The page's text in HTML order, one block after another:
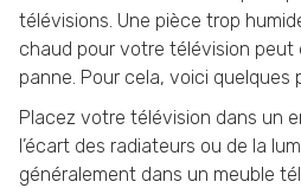
télévisions. Une pièce trop
chaud pour votre télévision peut
panne. Pour cela, voici quelques
Placez votre télévision dans un
l’écart des radiateurs ou de la
généralement dans un meuble